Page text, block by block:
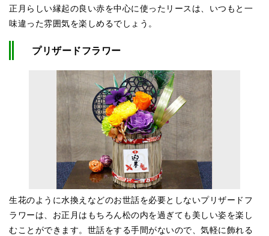
正月らしい縁起の良い赤を中心に使ったリースは、いつもと一
味違った雰囲気を楽しめるでしょう。
プリザードフラワー
生花のように水換えなどのお世話を必要としないプリザードフ
ラワーは、お正月はもちろん松の内を過ぎても美しい姿を楽し
むことができます。世話をする手間がないので、気軽に飾れる